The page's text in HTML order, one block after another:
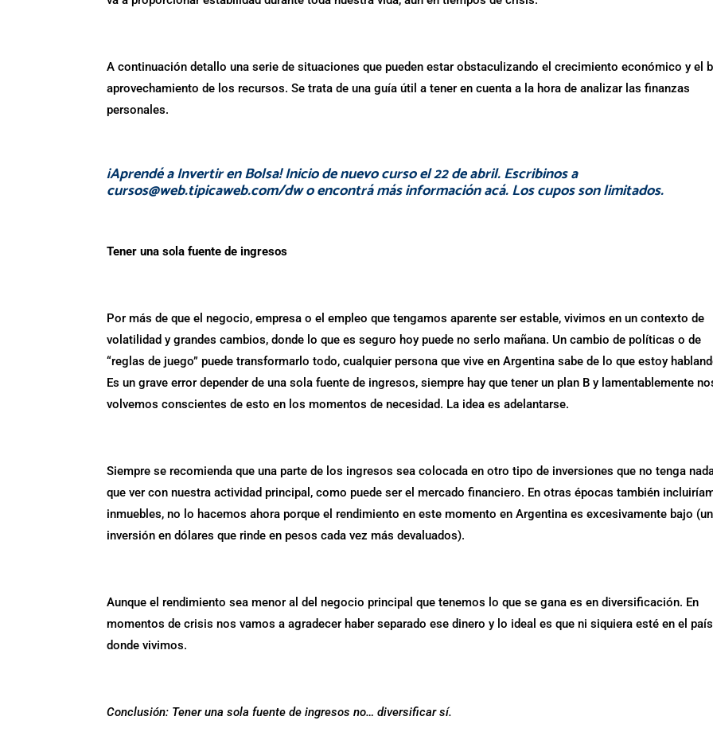
A continuación detallo una serie de situaciones que pueden estar obstaculizando el crecimiento económico y el
aprovechamiento de los recursos. Se trata de una guía útil a tener en cuenta a la hora de analizar las finanzas
personales.
¡Aprendé a Invertir en Bolsa! Inicio de nuevo curso el 22 de abril. Escribinos a
cursos@web.tipicaweb.com/dwo encontrá más informaciónacá. Los cupos son limitados.
Tener una sola fuente de ingresos
Por más de que el negocio, empresa o el empleo que tengamos aparente ser estable, vivimos en un contexto de
volatilidad y grandes cambios, donde lo que es seguro hoy puede no serlo mañana. Un cambio de políticas o de
“reglas de juego” puede transformarlo todo, cualquier persona que vive en Argentina sabe de lo que estoy
Es un grave error depender de una sola fuente de ingresos, siempre hay que tener un plan B y lamentablemente
volvemos conscientes de esto en los momentos de necesidad. La idea es adelantarse.
Siempre se recomienda que una parte de los ingresos sea colocada en otro tipo de inversiones que no tenga
que ver con nuestra actividad principal, como puede ser el mercado financiero. En otras épocas también
inmuebles, no lo hacemos ahora porque el rendimiento en este momento en Argentina es excesivamente bajo
inversión en dólares que rinde en pesos cada vez más devaluados).
Aunque el rendimiento sea menor al del negocio principal que tenemos lo que se gana es en diversificación. En
momentos de crisis nos vamos a agradecer haber separado ese dinero y lo ideal es que ni siquiera esté en el país
donde vivimos.
Conclusión: Tener una sola fuente de ingresos no… diversificar sí.